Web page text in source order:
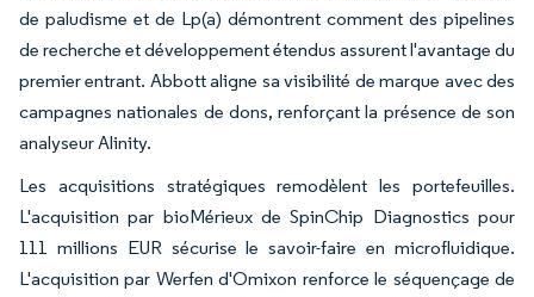
de paludisme et de Lp(a) démontrent comment des pipelines
de recherche et développement étendus assurent l'avantage du
premier entrant. Abbott aligne sa visibilité de marque avec des
campagnes nationales de dons, renforçant la présence de son
analyseur Alinity.
Les acquisitions stratégiques remodèlent les portefeuilles.
L'acquisition par bioMérieux de SpinChip Diagnostics pour
111 millions EUR sécurise le savoir-faire en microfluidique.
L'acquisition par Werfen d'Omixon renforce le séquençage de